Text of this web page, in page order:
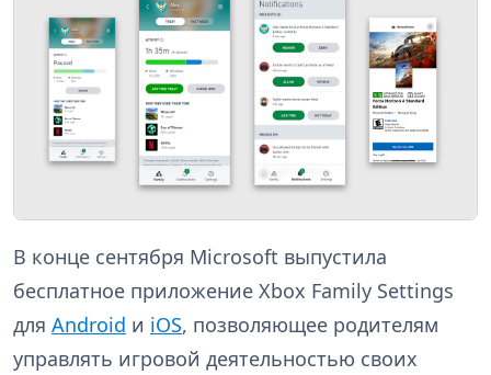
В конце сентября Microsoft выпустила
бесплатное приложение Xbox Family Settings
для Android и iOS, позволяющее родителям
управлять игровой деятельностью своих